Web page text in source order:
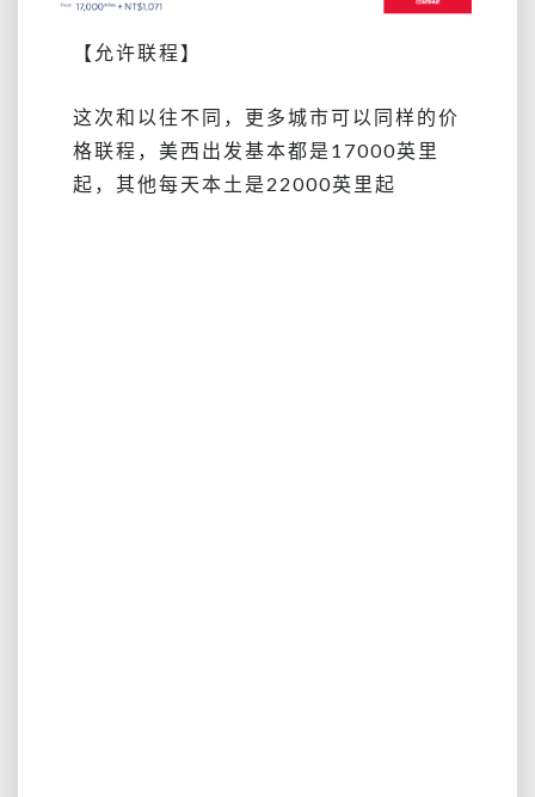
【允许联程】
这次和以往不同，更多城市可以同样的价
格联程，美西出发基本都是17000英里
起，其他每天本土是22000英里起